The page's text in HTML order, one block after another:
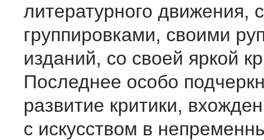
литературного движения, с
группировками, своими
изданий, со своей яркой
Последнее особо
развитие критики,
с искусством в